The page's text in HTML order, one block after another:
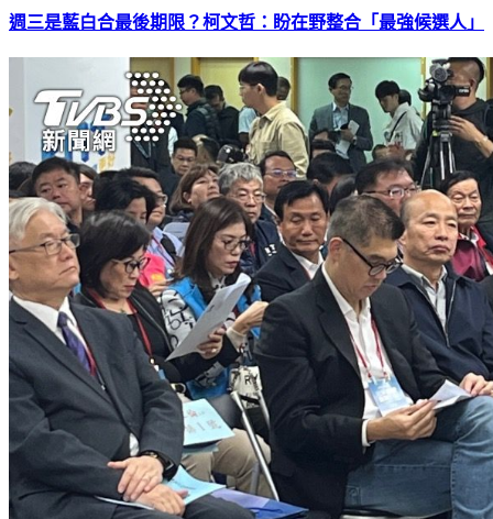
週三是藍白合最後期限？柯文哲：盼在野整合「最強候選人」